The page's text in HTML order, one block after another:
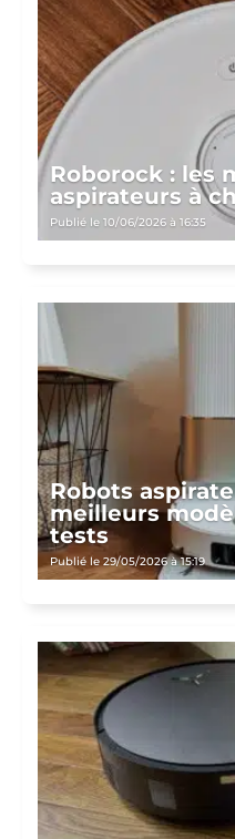
Roborock : les
aspirateurs à
Publié le 10/06/2026 à 16:35
Robots
meilleurs
tests
Publié le 29/05/2026 à 15:19